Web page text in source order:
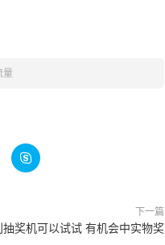
量

下一篇
奖机可以试试 有机会中实物奖